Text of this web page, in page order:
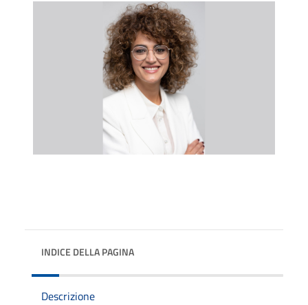
INDICE DELLA PAGINA
Descrizione